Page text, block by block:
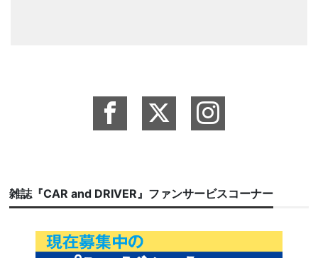
雑誌『CAR and DRIVER』ファンサービスコーナー